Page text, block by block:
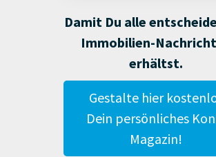
Damit Du alle
Immobilien-
erhältst.
Gestalte hier
Dein persönliches
Magazin!